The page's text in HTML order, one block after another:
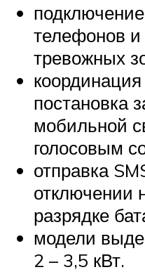
телефонов и
тревожных
постановка
мобильной
голосовым
отправка
отключении
разрядке
модели
2 – 3,5 кВт.